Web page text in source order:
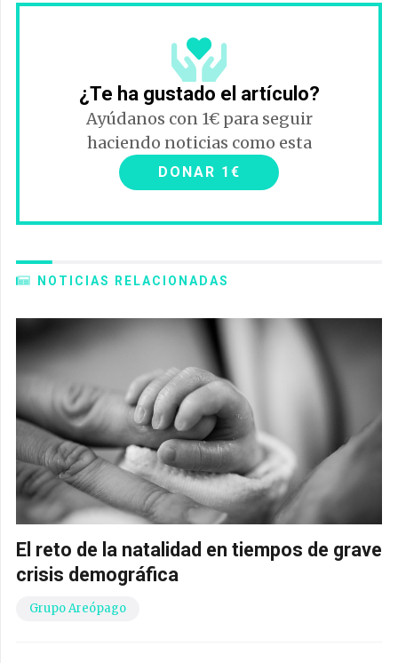
¿Te ha gustado el artículo?
Ayúdanos con 1€ para seguir
haciendo noticias como esta
DONAR 1€
NOTICIAS RELACIONADAS
El reto de la natalidad en tiempos de grave
crisis demográfica
Grupo Areópago